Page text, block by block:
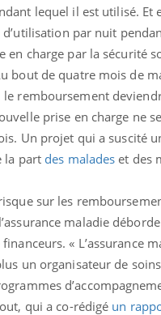
lequel il est utilisé. Et
par nuit
en charge par la sécurité
bout de quatre mois de
le remboursement
prise en charge ne
Un projet qui a suscité
la part des malades et des
sur les
maladie
« L’assurance
un organisateur de
qui a co-rédigé un